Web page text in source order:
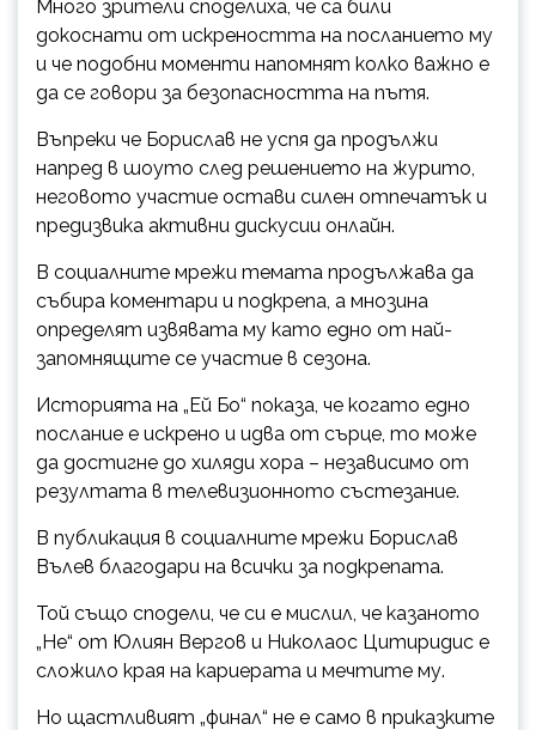
Много зрители споделиха, че са били
докоснати от искреността на посланието му
и че подобни моменти напомнят колко важно е
да се говори за безопасността на пътя.
Въпреки че Борислав не успя да продължи
напред в шоуто след решението на журито,
неговото участие остави силен отпечатък и
предизвика активни дискусии онлайн.
В социалните мрежи темата продължава да
събира коментари и подкрепа, а мнозина
определят извявата му като едно от най-
запомнящите се участие в сезона.
Историята на „Ей Бо“ показа, че когато едно
послание е искрено и идва от сърце, то може
да достигне до хиляди хора – независимо от
резултата в телевизионното състезание.
В публикация в социалните мрежи Борислав
Вълев благодари на всички за подкрепата.
Той също сподели, че си е мислил, че казаното
„Не“ от Юлиян Вергов и Николаос Цитиридис е
сложило края на кариерата и мечтите му.
Но щастливият „финал“ не е само в приказките